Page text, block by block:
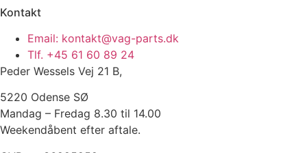
Kontakt
Email: kontakt@vag-parts.dk
Tlf. +45 61 60 89 24
Peder Wessels Vej 21 B,
5220 Odense SØ
Mandag – Fredag 8.30 til 14.00
Weekendåbent efter aftale.